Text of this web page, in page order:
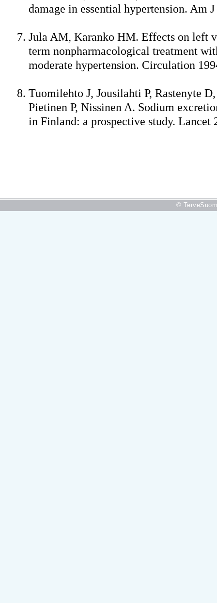
damage in essential hypertension. Am
Jula AM, Karanko HM. Effects on left
term nonpharmacological treatment
moderate hypertension. Circulation
Tuomilehto J, Jousilahti P, Rastenyte
Pietinen P, Nissinen A. Sodium
in Finland: a prospective study. Lancet
©